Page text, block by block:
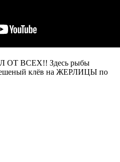
ОТ ВСЕХ!! Здесь рыбы
клёв на ЖЕРЛИЦЫ по